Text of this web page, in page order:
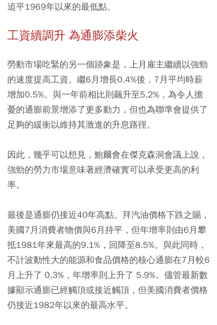
追平1969年以來的最低點。
工資續調升 為通膨添柴火
勞動市場吃緊的另一個跡象是，上月雇主繼續以強勁
的速度提高工資。繼6月增長0.4%後，7月平均時薪
增加0.5%。與一年前相比則飆升至5.2%，為令人擔
憂的通膨前景增添了更多動力，但也為聯準會提供了
足夠的緩衝以維持其激進的升息路徑。
因此，幾乎可以想見，鮑爾會在傑克森洞會議上說，
強勁的勞力市場意味著經濟確實可以承受更高的利
率。
最後是通膨仍接近40年高點。拜汽油價格下跌之賜，
美國7月消費者物價與6月持平，但年增率則由6月攀
抵1981年來最高的9.1%，回降至8.5%。與此同時，
不計波動性大的能源和食品價格的核心通膨在7月較6
月上升了 0.3%，年增率則上升了 5.9%。儘管最新數
據顯示通膨已經觸頂或接近觸頂，但美國消費者價格
仍接近1982年以來的最高水平。